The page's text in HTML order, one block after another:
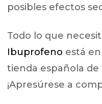
posibles efectos
Todo lo que
Ibuprofeno está
tienda española
¡Apresúrese a